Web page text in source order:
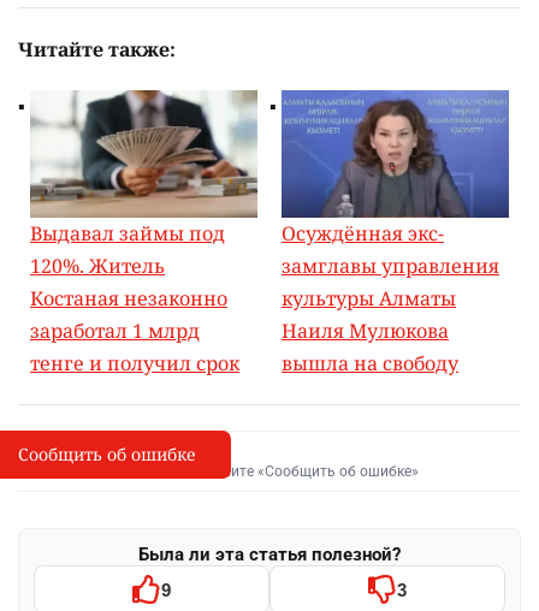
Читайте также:
Выдавал займы под
120%. Житель
Костаная незаконно
заработал 1 млрд
тенге и получил срок
Осуждённая экс-
замглавы управления
культуры Алматы
Наиля Мулюкова
вышла на свободу
I
Сообщить об опечатке
Выделите фрагмент и нажмите «Сообщить об ошибке»
Была ли эта статья полезной?
9 3
Сообщить об ошибке